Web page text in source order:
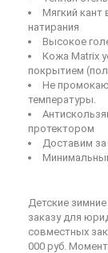
Мягкий кант
натирания
Высокое
Кожа Matrix
покрытием
Не
температуры.
протектором
Доставим за
Детские
заказу для
совместных
000 руб.